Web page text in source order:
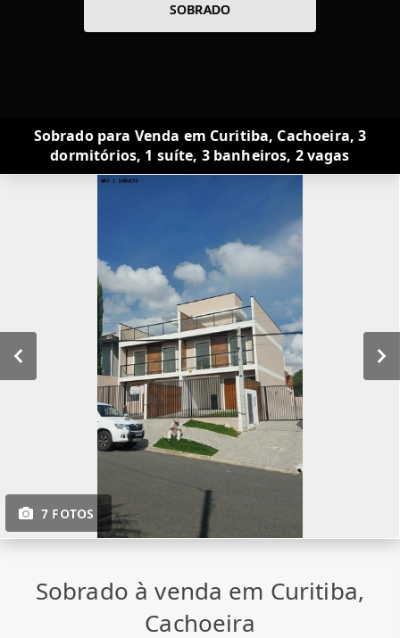
SOBRADO
Sobrado para Venda em Curitiba, Cachoeira, 3
dormitórios, 1 suíte, 3 banheiros, 2 vagas
7 FOTOS
Sobrado à venda em Curitiba,
Cachoeira